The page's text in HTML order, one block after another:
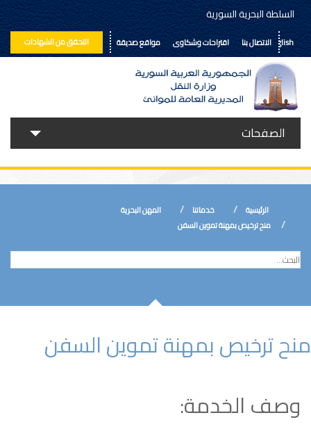
السلطة البحرية السورية
التحقق من الشهادات الاتصال بنا اقتراحات وشكاوى مواقع صديقة English
الصفحات
حولنا
الأخبار
إعلانات ومناقصات
الرئيسية خدماتنا
المهن البحرية
منح ترخيص بمهنة تموين السفن
منح ترخيص بمهنة تموين السفن
وصف الخدمة: